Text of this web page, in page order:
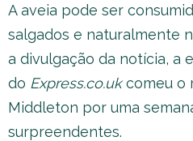
A aveia pode ser
salgados e naturalmente
a divulgação da notícia, a
do Express.co.ukcomeu o
Middleton por uma
surpreendentes.